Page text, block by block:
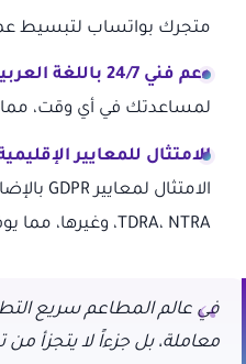
متجرك بواتساب لتبسيط
دعم فني 24/7 باللغة العربية:
لمساعدتك في أي وقت،
الامتثال للمعايير
TDRA، NTRA، وغيرها، مما يوفر راحة البال لمطعمك.
في عالم المطاعم سريع
معاملة، بل جزءاً لا يتجزأ